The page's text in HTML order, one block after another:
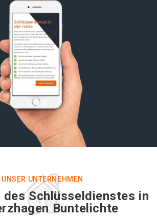
UNSER UNTERNEHMEN
des Schlüsseldienstes in
Buntelichte